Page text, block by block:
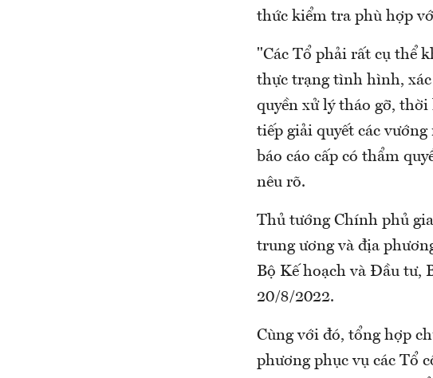
thức kiểm tra phù hợp
"Các Tổ phải rất cụ thể
thực trạng tình hình, xác
quyền xử lý tháo gỡ,
tiếp giải quyết các
báo cáo cấp có thẩm
nêu rõ.
Thủ tướng Chính phủ
trung ương và địa
Bộ Kế hoạch và Đầu tư,
20/8/2022.
Cùng với đó, tổng hợp
phương phục vụ các Tổ